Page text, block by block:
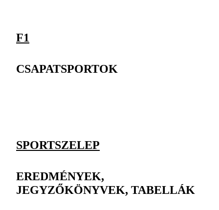
F1
CSAPATSPORTOK
SPORTSZELEP
EREDMÉNYEK,
JEGYZŐKÖNYVEK, TABELLÁK